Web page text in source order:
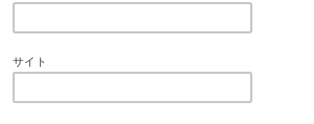
サイト